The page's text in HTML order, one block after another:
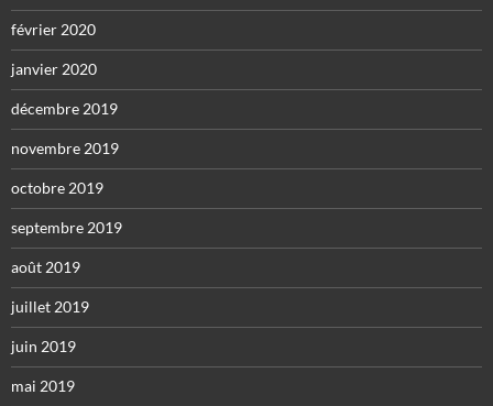
février 2020
janvier 2020
décembre 2019
novembre 2019
octobre 2019
septembre 2019
août 2019
juillet 2019
juin 2019
mai 2019